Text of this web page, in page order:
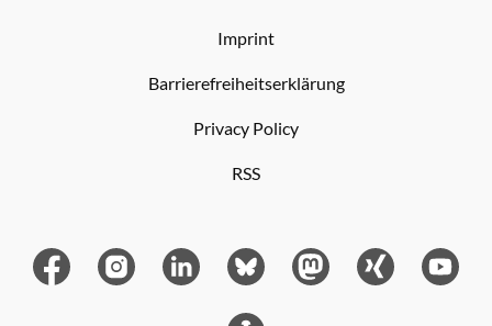
Imprint
Barrierefreiheitserklärung
Privacy Policy
RSS